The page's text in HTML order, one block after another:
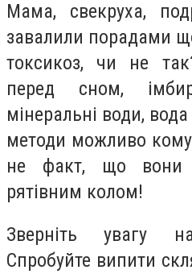
Мама, свекруха,
завалили порадами
токсикоз, чи не
перед сном,
мінеральні води,
методи можливо
не факт, що вони
рятівним колом!
Зверніть увагу
Спробуйте випити